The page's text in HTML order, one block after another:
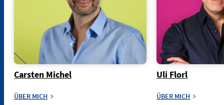
Carsten Michel
ÜBER MICH
Uli Florl
ÜBER MICH